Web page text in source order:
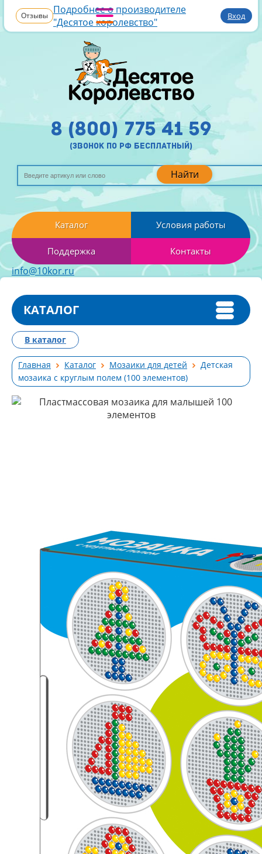
Отзывы Подробнее о производителе
"Десятое королевство"
Вход
Найти
8 (800) 775 41 59
(звонок по рф бесплатный)
Каталог Условия работы
Поддержка Контакты
info@10kor.ru
КАТАЛОГ
Главная Каталог Мозаики для детей
Детская
мозаика с круглым полем (100 элементов)
В каталог